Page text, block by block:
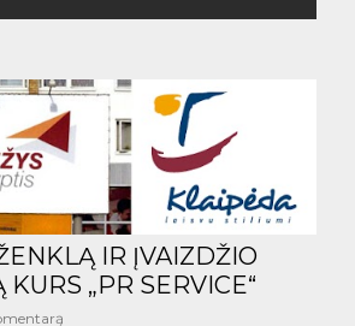
IR ĮVAIZDŽIO
KURS „PR SERVICE“